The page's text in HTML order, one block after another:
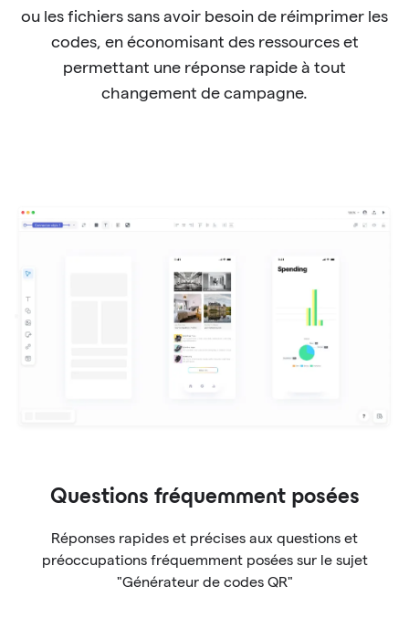
ou les fichiers sans avoir besoin de réimprimer les
codes, en économisant des ressources et
permettant une réponse rapide à tout
changement de campagne.
Questions fréquemment posées
Réponses rapides et précises aux questions et
préoccupations fréquemment posées sur le sujet
"Générateur de codes QR"